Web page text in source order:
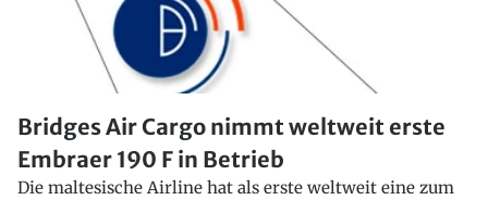
Bridges Air Cargo nimmt weltweit erste
Embraer 190 F in Betrieb
Die maltesische Airline hat als erste weltweit eine zum